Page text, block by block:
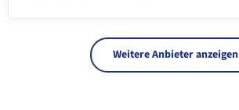
Weitere Anbieter anzeigen